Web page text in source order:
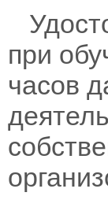
при
часов